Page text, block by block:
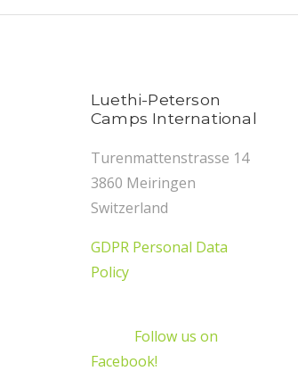
Luethi-Peterson
Camps International
Turenmattenstrasse 14
3860 Meiringen
Switzerland
GDPR Personal Data
Policy
Follow us on
Facebook!